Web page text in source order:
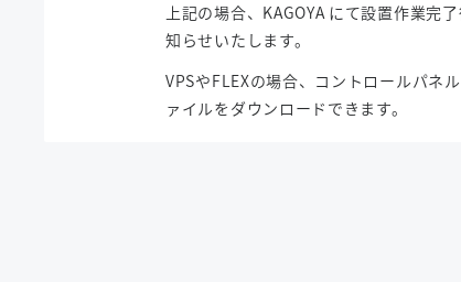
上記の場合、KAGOYA にて設置作業完
知らせいたします。
VPSやFLEXの場合、コントロールパネ
ァイルをダウンロードできます。